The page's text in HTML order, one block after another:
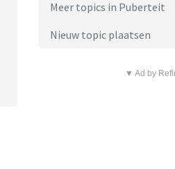
Meer topics in Puberteit
Nieuw topic plaatsen
▼ Ad by